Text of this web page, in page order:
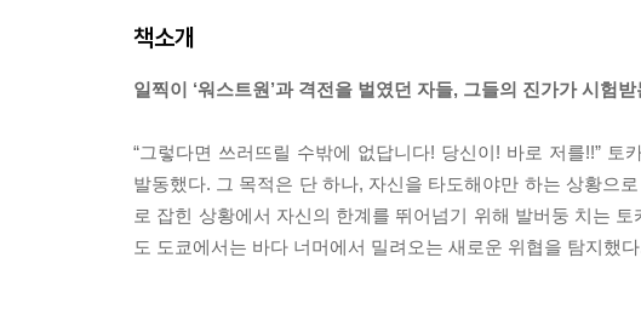
책소개
일찍이 ‘워스트원’과 격전을 벌였던 자들, 그들의 진가가 시험
“그렇다면 쓰러뜨릴 수밖에 없답니다! 당신이! 바로 저를!!”
발동했다. 그 목적은 단 하나, 자신을 타도해야만 하는 상황으
로 잡힌 상황에서 자신의 한계를 뛰어넘기 위해 발버둥 치는
도 도쿄에서는 바다 너머에서 밀려오는 새로운 위협을 탐지했